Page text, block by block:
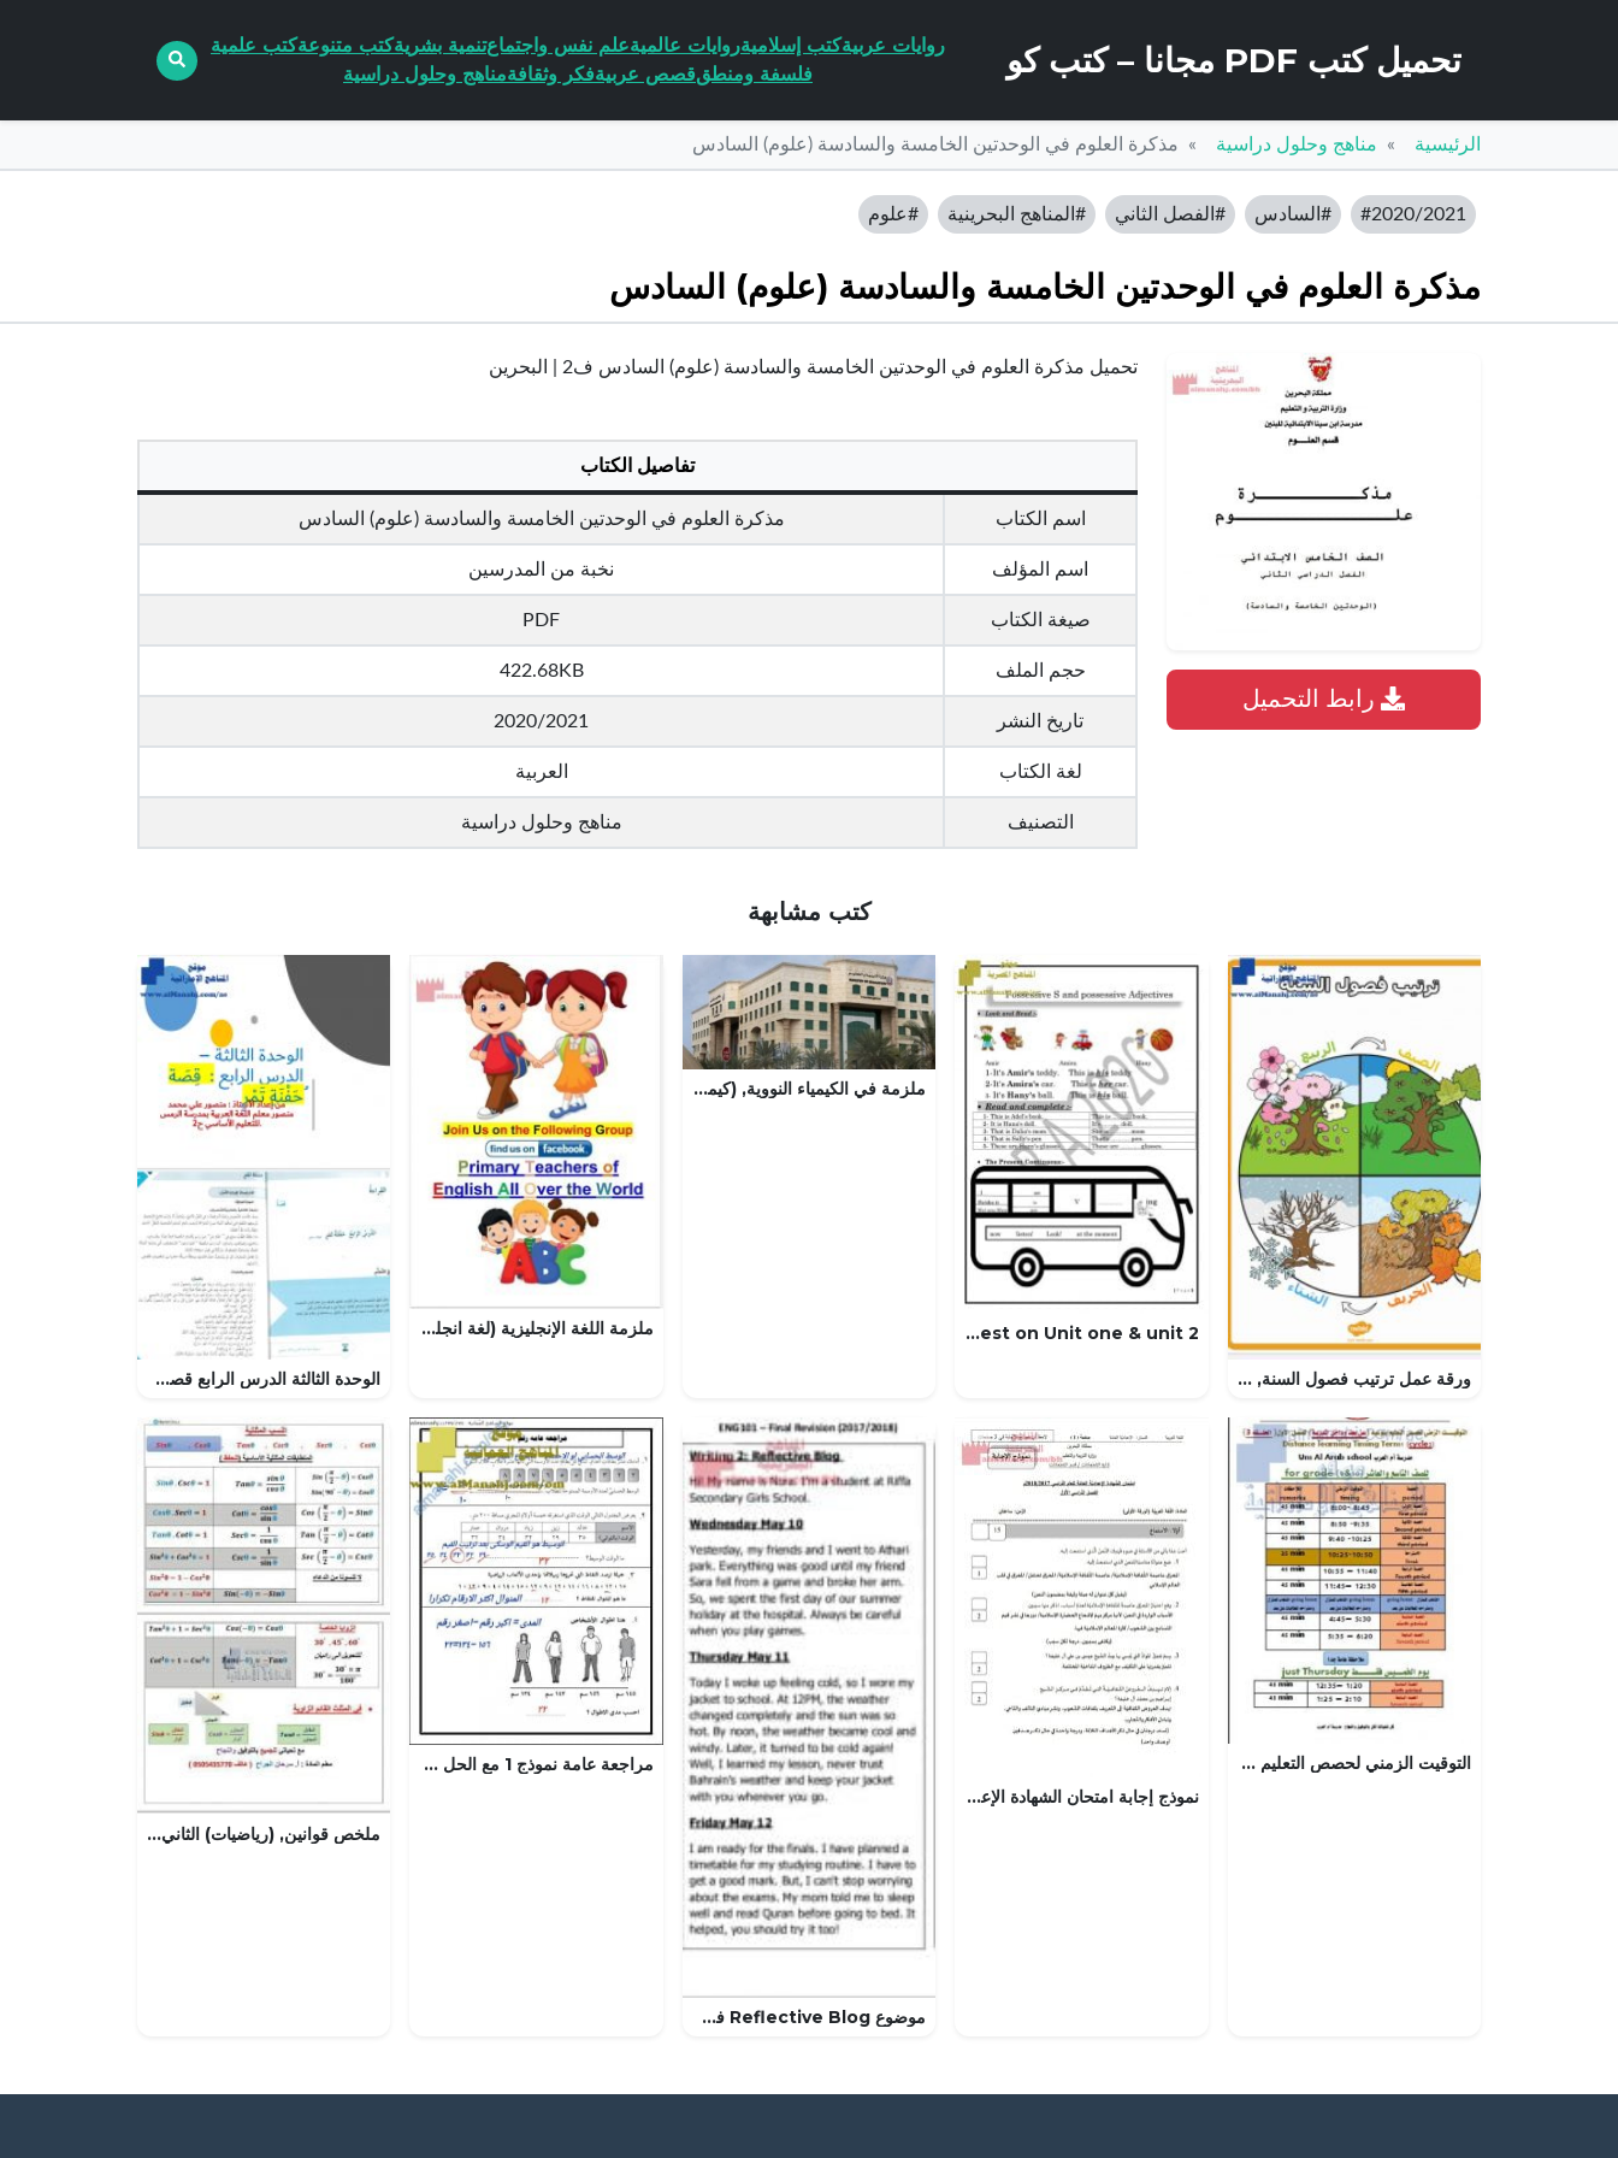
تحميل كتب PDF مجانا – كتب كو روايات عربيةكتب إسلاميةروايات عالميةعلم نفس واجتماعتنمية بشريةكتب متنوعةكتب علمية
فلسفة ومنطققصص عربيةفكر وثقافةمناهج وحلول دراسية
الرئيسية مناهج وحلول دراسية مذكرة العلوم في الوحدتين الخامسة والسادسة (علوم) السادس
#2020/2021 #السادس #الفصل الثاني #المناهج البحرينية #علوم
مذكرة العلوم في الوحدتين الخامسة والسادسة (علوم) السادس
تحميل مذكرة العلوم في الوحدتين الخامسة والسادسة (علوم) السادس ف2 | البحرين
تفاصيل الكتاب
اسم الكتاب مذكرة العلوم في الوحدتين الخامسة والسادسة (علوم) السادس
اسم المؤلف نخبة من المدرسين
صيغة الكتاب PDF
حجم الملف 422.68KB
تاريخ النشر 2020/2021
لغة الكتاب العربية
التصنيف مناهج وحلول دراسية
كتب مشابهة
ورقة عمل ترتيب فصول السنة, (علوم) KG1
Part 3 Unit 1 connect Plus 2 with test on Unit one & unit 2
ملزمة في الكيمياء النووية, (كيمياء) الثاني عشر المتقدم
ملزمة اللغة الإنجليزية (لغة انجليزية) الثاني
الوحدة الثالثة الدرس الرابع قصة حفنة تمر, (لغة عربية) الثامن
التوقيت الزمني لحصص التعليم بنوعيه (عن بعد وداخل المدرسة) للصفين التاسع والعاشر, (المدارس) الحلقة الثالة
نموذج إجابة امتحان الشهادة الإعدادية الفصل الأوّل (لغة عربية) التاسع
موضوع Reflective Blog في مقرر إنج 101 (لغة انجليزية) الأول الثانوي
مراجعة عامة نموذج 1 مع الحل (رياضيات) السادس
ملخص قوانين, (رياضيات) الثاني عشر المتقدم